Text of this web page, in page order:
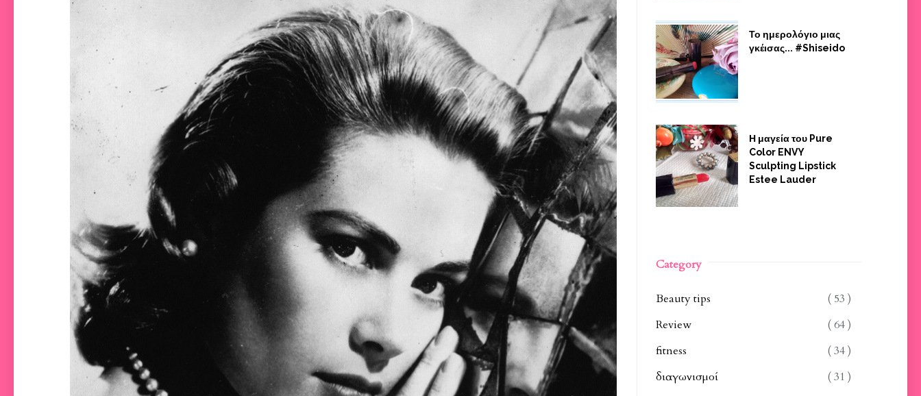
Το ημερολόγιο μιας
γκέισας... #Shiseido
Η μαγεία του Pure
Color ENVY
Sculpting Lipstick
Estee Lauder
Category
Beauty tips
( 53 )
Review
( 64 )
fitness
( 34 )
διαγωνισμοί
( 31 )